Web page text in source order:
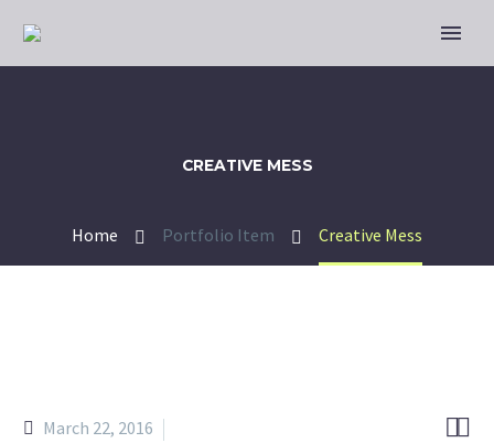
CREATIVE MESS
Home Portfolio Item Creative Mess

March 22, 2016